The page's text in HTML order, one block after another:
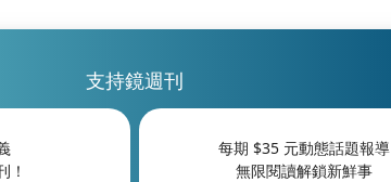
支持鏡週刊
！
每期 $35元動態話題報導
無限閱讀解鎖新鮮事